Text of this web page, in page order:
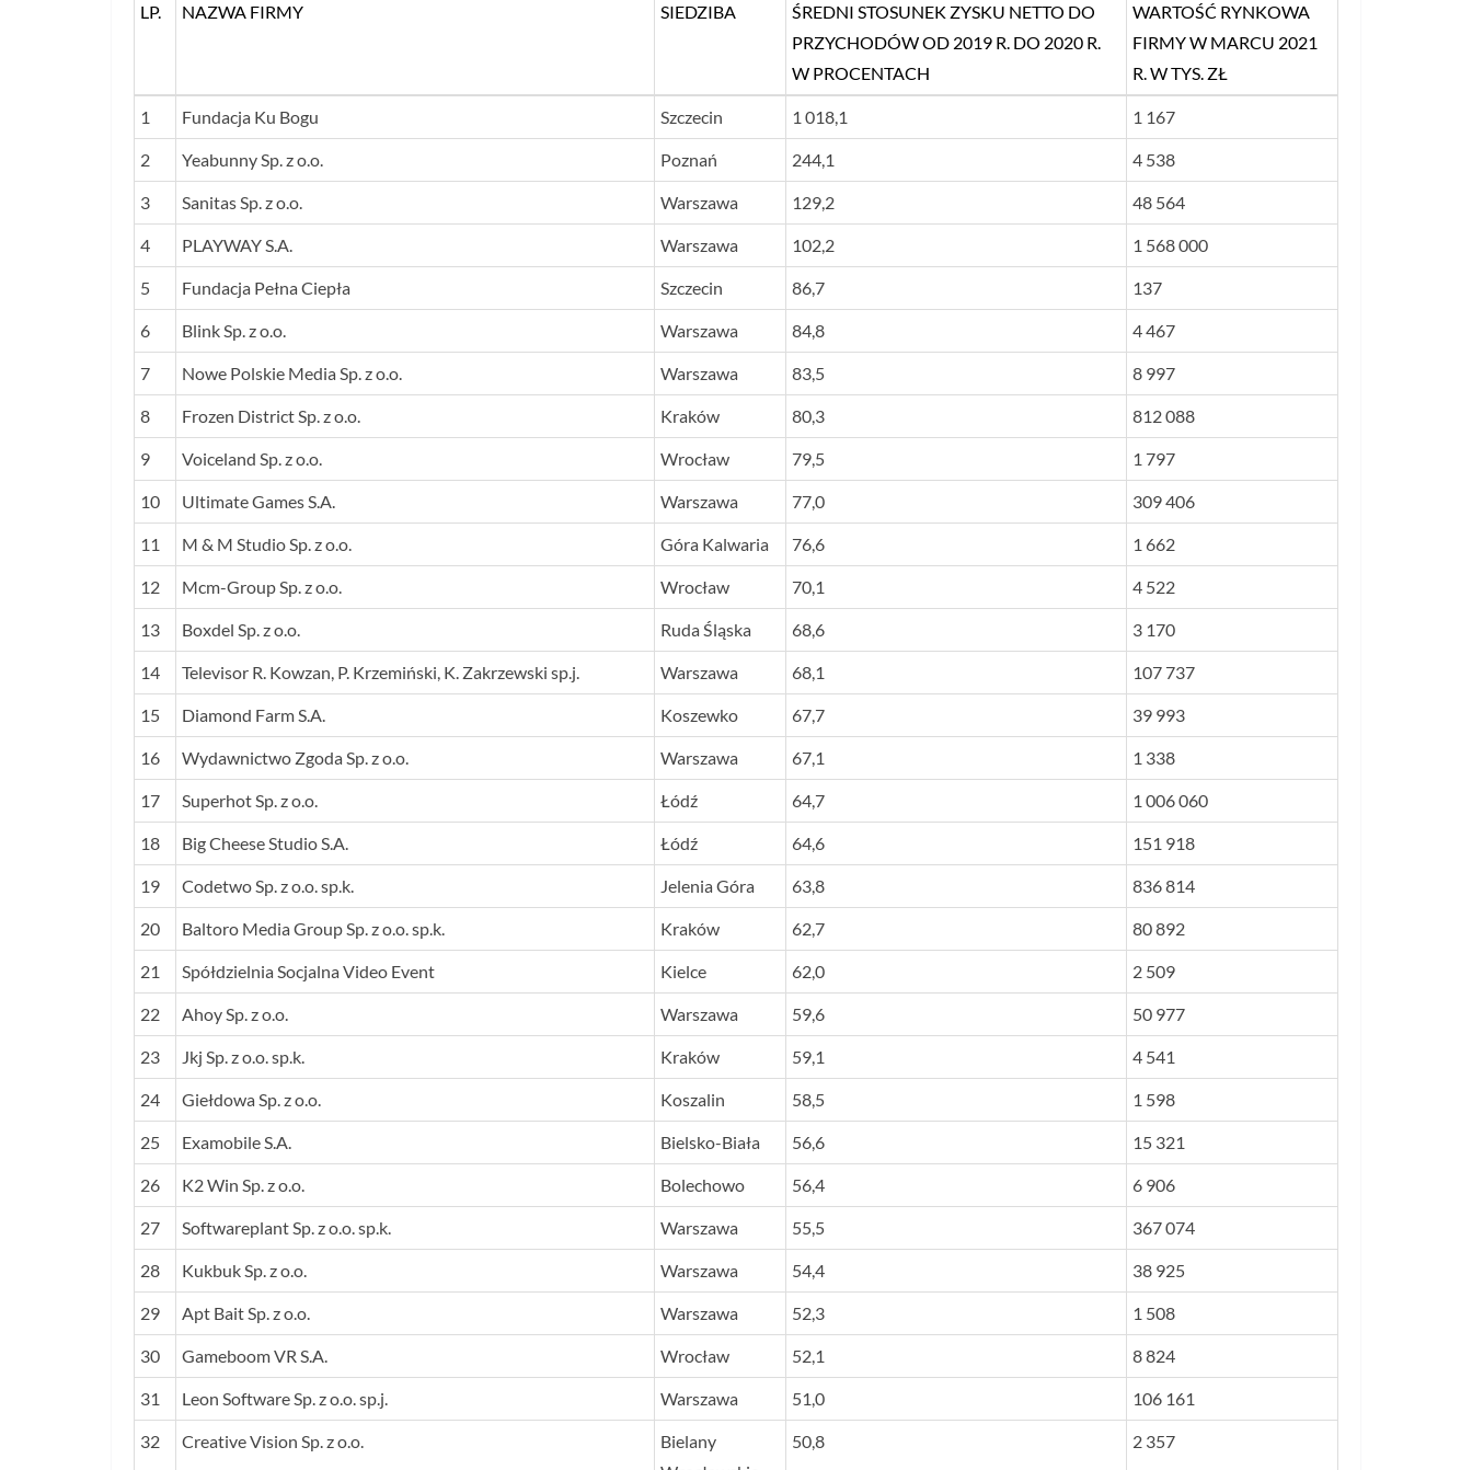
LP. NAZWA FIRMY SIEDZIBA
ŚREDNI STOSUNEK ZYSKU NETTO DO
PRZYCHODÓW OD 2019 R. DO 2020 R.
W PROCENTACH
WARTOŚĆ RYNKOWA
FIRMY W MARCU 2021
R. W TYS. ZŁ
LP.
NAZWA FIRMY SIEDZIBA
ŚREDNI STOSUNEK ZYSKU NETTO DO
PRZYCHODÓW OD 2019 R. DO 2020 R.
W PROCENTACH
WARTOŚĆ RYNKOWA
FIRMY W MARCU 2021
R. W TYS. ZŁ
1 Fundacja Ku Bogu Szczecin 1 018,1 1 167
2 Yeabunny Sp. z o.o. Poznań 244,1 4 538
3 Sanitas Sp. z o.o. Warszawa 129,2 48 564
4 PLAYWAY S.A. Warszawa 102,2 1 568 000
5 Fundacja Pełna Ciepła Szczecin 86,7 137
6 Blink Sp. z o.o. Warszawa 84,8 4 467
7 Nowe Polskie Media Sp. z o.o. Warszawa 83,5 8 997
8 Frozen District Sp. z o.o. Kraków 80,3 812 088
9 Voiceland Sp. z o.o. Wrocław 79,5 1 797
10 Ultimate Games S.A. Warszawa 77,0 309 406
11 M & M Studio Sp. z o.o. Góra Kalwaria 76,6 1 662
12 Mcm-Group Sp. z o.o. Wrocław 70,1 4 522
13 Boxdel Sp. z o.o. Ruda Śląska 68,6 3 170
14 Televisor R. Kowzan, P. Krzemiński, K. Zakrzewski sp.j. Warszawa 68,1 107 737
15 Diamond Farm S.A. Koszewko 67,7 39 993
16 Wydawnictwo Zgoda Sp. z o.o. Warszawa 67,1 1 338
17 Superhot Sp. z o.o. Łódź 64,7 1 006 060
18 Big Cheese Studio S.A. Łódź 64,6 151 918
19 Codetwo Sp. z o.o. sp.k. Jelenia Góra 63,8 836 814
20 Baltoro Media Group Sp. z o.o. sp.k. Kraków 62,7 80 892
21 Spółdzielnia Socjalna Video Event Kielce 62,0 2 509
22 Ahoy Sp. z o.o. Warszawa 59,6 50 977
23 Jkj Sp. z o.o. sp.k. Kraków 59,1 4 541
24 Giełdowa Sp. z o.o. Koszalin 58,5 1 598
25 Examobile S.A. Bielsko-Biała 56,6 15 321
26 K2 Win Sp. z o.o. Bolechowo 56,4 6 906
27 Softwareplant Sp. z o.o. sp.k. Warszawa 55,5 367 074
28 Kukbuk Sp. z o.o. Warszawa 54,4 38 925
29 Apt Bait Sp. z o.o. Warszawa 52,3 1 508
30 Gameboom VR S.A. Wrocław 52,1 8 824
31 Leon Software Sp. z o.o. sp.j. Warszawa 51,0 106 161
32 Creative Vision Sp. z o.o.
Bielany
50,8 2 357